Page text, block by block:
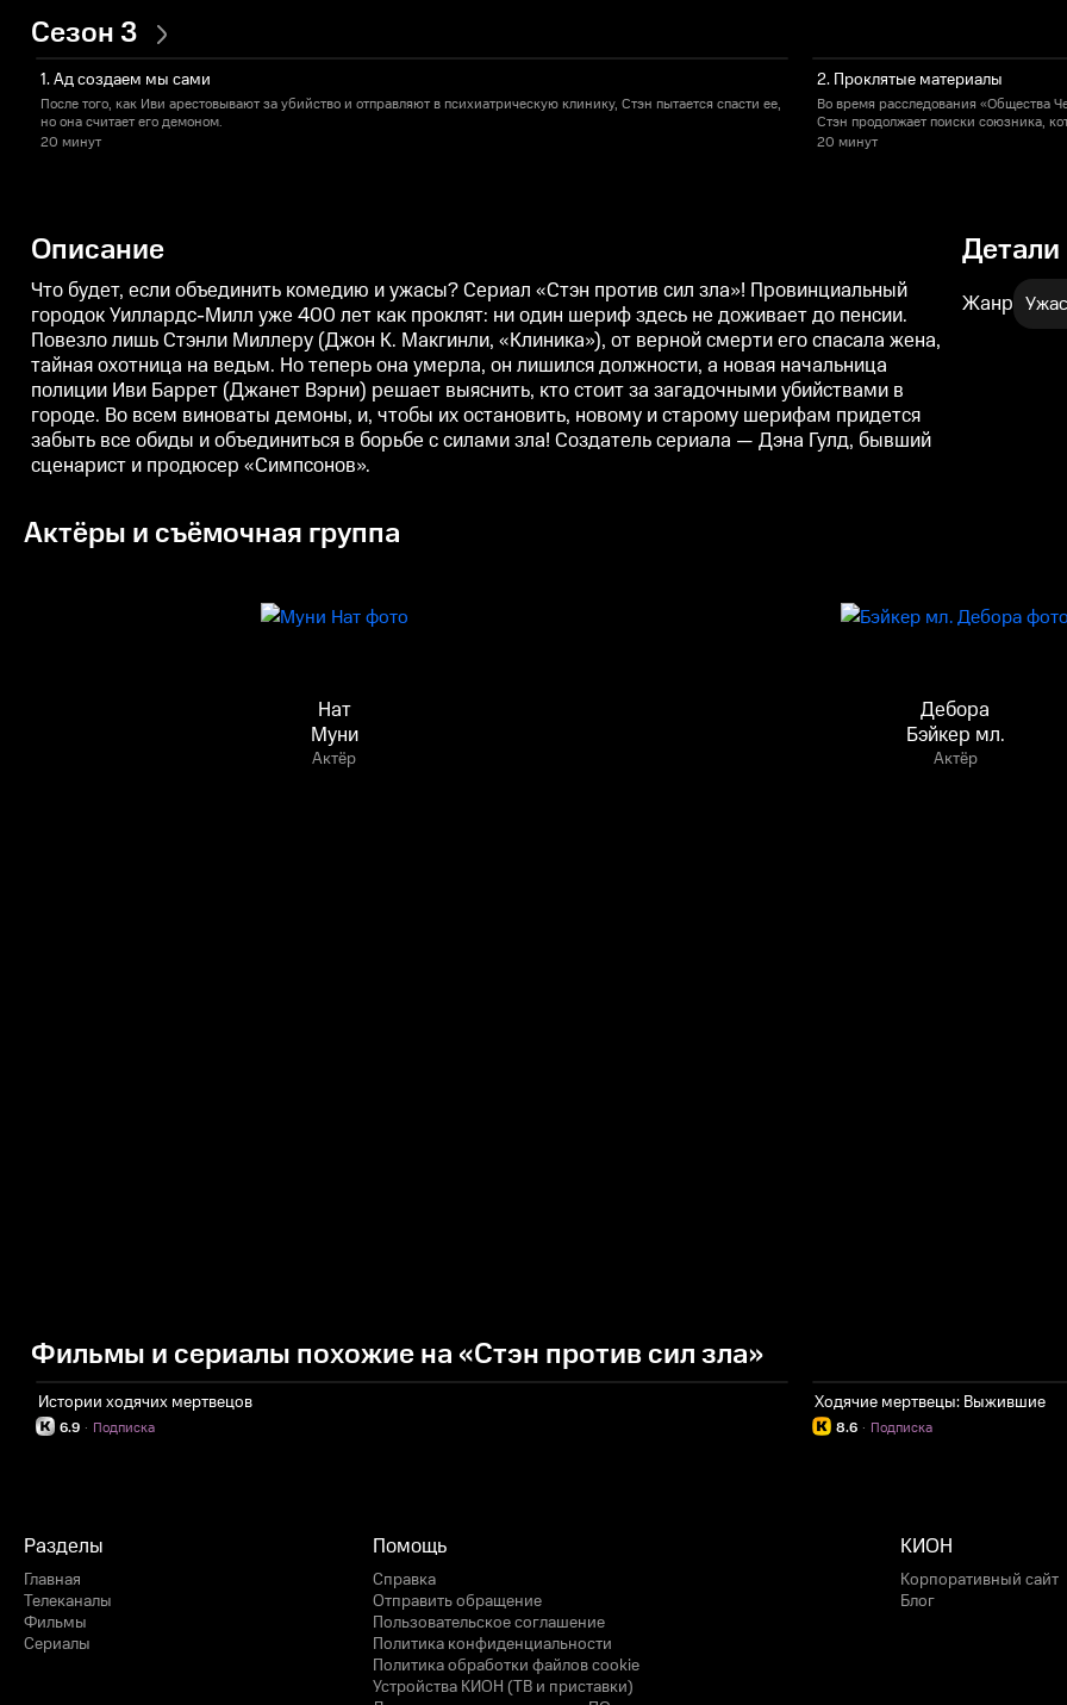
Сезон 3
1. Ад создаем мы сами
После того, как Иви арестовывают за убийство и отправляют в психиатрическую клинику, Стэн пытается спасти ее,
но она считает его демоном.
20 минут
2. Проклятые материалы
Во время расследования «Общества
Стэн продолжает поиски союзника,
20 минут
Описание
Что будет, если объединить комедию и ужасы? Сериал «Стэн против сил зла»! Провинциальный
городок Уиллардс-Милл уже 400 лет как проклят: ни один шериф здесь не доживает до пенсии.
Повезло лишь Стэнли Миллеру (Джон К. Макгинли, «Клиника»), от верной смерти его спасала жена,
тайная охотница на ведьм. Но теперь она умерла, он лишился должности, а новая начальница
полиции Иви Баррет (Джанет Вэрни) решает выяснить, кто стоит за загадочными убийствами в
городе. Во всем виноваты демоны, и, чтобы их остановить, новому и старому шерифам придется
забыть все обиды и объединиться в борьбе с силами зла! Создатель сериала — Дэна Гулд, бывший
сценарист и продюсер «Симпсонов».
Детали
Жанр
Актёры и съёмочная группа
Нат
Муни
Актёр
Дебора
Бэйкер мл.
Актёр
Фильмы и сериалы похожие на «Стэн против сил зла»
Истории ходячих мертвецов
6.9 Подписка
·
Ходячие мертвецы: Выжившие
8.6 Подписка
·
Разделы
Главная
Телеканалы
Фильмы
Сериалы
Помощь
Справка
Отправить обращение
Пользовательское соглашение
Политика конфиденциальности
Политика обработки файлов cookie
Устройства КИОН (ТВ и приставки)
КИОН
Корпоративный сайт
Блог